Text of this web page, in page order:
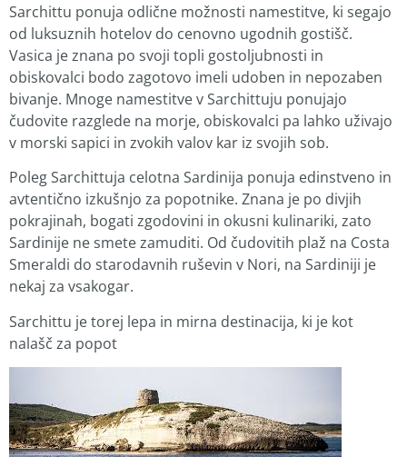
Sarchittu ponuja odlične možnosti namestitve, ki segajo
od luksuznih hotelov do cenovno ugodnih gostišč.
Vasica je znana po svoji topli gostoljubnosti in
obiskovalci bodo zagotovo imeli udoben in nepozaben
bivanje. Mnoge namestitve v Sarchittuju ponujajo
čudovite razglede na morje, obiskovalci pa lahko uživajo
v morski sapici in zvokih valov kar iz svojih sob.
Poleg Sarchittuja celotna Sardinija ponuja edinstveno in
avtentično izkušnjo za popotnike. Znana je po divjih
pokrajinah, bogati zgodovini in okusni kulinariki, zato
Sardinije ne smete zamuditi. Od čudovitih plaž na Costa
Smeraldi do starodavnih ruševin v Nori, na Sardiniji je
nekaj za vsakogar.
Sarchittu je torej lepa in mirna destinacija, ki je kot
nalašč za popot